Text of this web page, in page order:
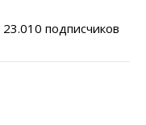
23.010 подписчиков